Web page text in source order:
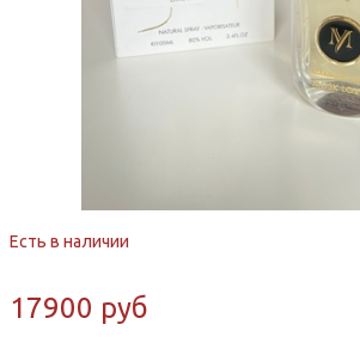
Есть в наличии
17900 руб